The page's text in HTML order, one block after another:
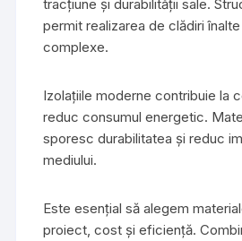
tracțiune și durabilității sale.
permit realizarea de clădiri
complexe.
Izolațiile moderne contribuie la
reduc consumul energetic.
sporesc durabilitatea și reduc
mediului.
Este esențial să alegem
proiect, cost și eficiență.